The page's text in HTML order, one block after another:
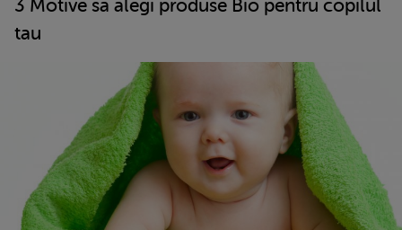
3 Motive sa alegi produse Bio pentru copilul
tau